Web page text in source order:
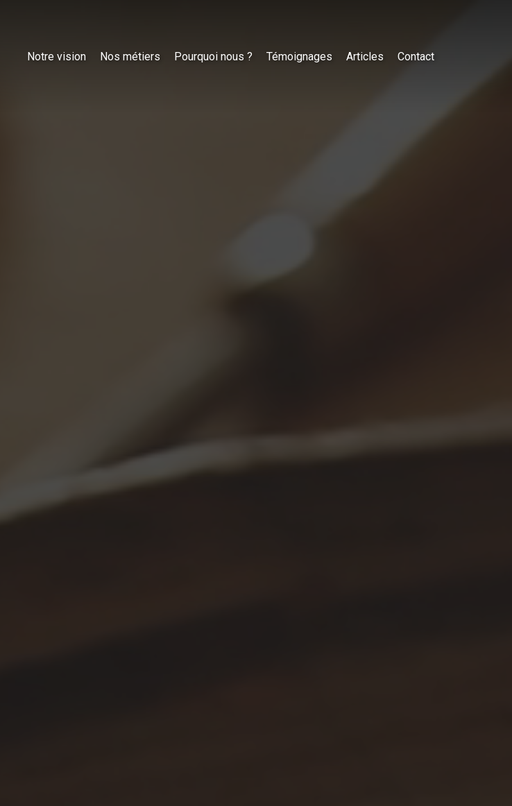
Notre vision Nos métiers Pourquoi nous ? Témoignages Articles Contact